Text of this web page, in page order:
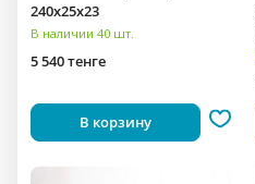
240x25x23
В наличии 40 шт.
5 540 тенге
В корзину